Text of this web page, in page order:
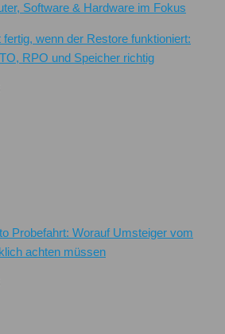
Software & Hardware im Fokus
wenn der Restore funktioniert:
RPO und Speicher richtig
Probefahrt: Worauf Umsteiger vom
achten müssen